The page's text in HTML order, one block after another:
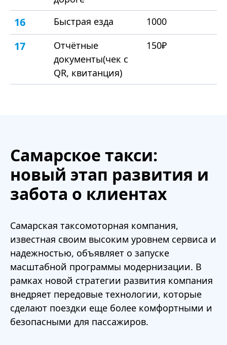
16 Быстрая езда 1000
17
Отчётные
документы(чек с
QR, квитанция)
150₽
Самарское такси:
новый этап развития и
забота о клиентах
Самарская таксомоторная компания,
известная своим высоким уровнем сервиса и
надежностью, объявляет о запуске
масштабной программы модернизации. В
рамках новой стратегии развития компания
внедряет передовые технологии, которые
сделают поездки еще более комфортными и
безопасными для пассажиров.